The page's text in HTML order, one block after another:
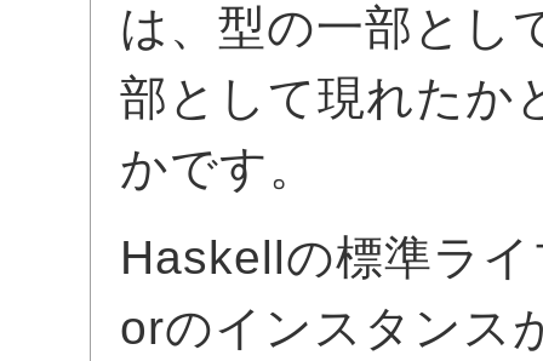
は、型の一部とし
部として現れたか
かです。
Haskellの標準ラ
orのインスタンス